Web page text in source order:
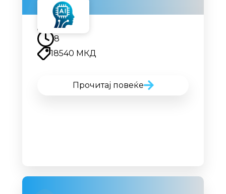
Наскоро
8
18540 МКД
Прочитај повеќе